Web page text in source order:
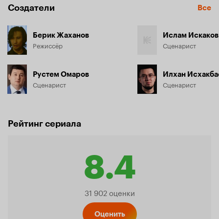
Создатели Все
Берик Жаханов
Режиссёр
Рустем Омаров
Сценарист
Ислам Искаков
Сценарист
Илхан
Сценарист
Рейтинг сериала
8.4
Рейтинг
31 902 оценки
Оценить